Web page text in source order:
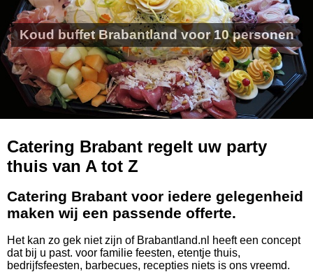
Koud buffet Brabantland voor 10 personen
Catering Brabant regelt uw party
thuis van A tot Z
Catering Brabant voor iedere gelegenheid
maken wij een passende offerte.
Het kan zo gek niet zijn of Brabantland.nl heeft een concept
dat bij u past. voor familie feesten, etentje thuis,
bedrijfsfeesten, barbecues, recepties niets is ons vreemd.